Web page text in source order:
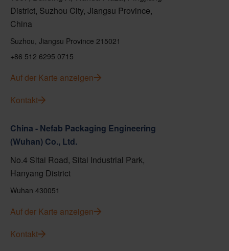
District, Suzhou City, Jiangsu Province,
China
Suzhou, Jiangsu Province 215021
+86 512 6295 0715
Auf der Karte anzeigen
Kontakt
China - Nefab Packaging Engineering
(Wuhan) Co., Ltd.
No.4 Sitai Road, Sitai Industrial Park,
Hanyang District
Wuhan 430051
Auf der Karte anzeigen
Kontakt